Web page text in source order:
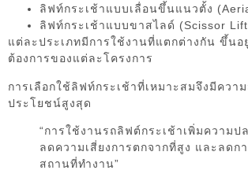
ลิฟท์กระเช้าแบบเลื่อนขึ้นแนวตั้ง
ลิฟท์กระเช้าแบบขาสไลด์ (Scissor
แต่ละประเภทมีการใช้งานที่แตกต่างกัน ขึ้นอ
ต้องการของแต่ละโครงการ
การเลือกใช้ลิฟท์กระเช้าที่เหมาะสมจึงมีควา
ประโยชน์สูงสุด
“การใช้งานรถลิฟต์กระเช้าเพิ่มความป
ลดความเสี่ยงการตกจากที่สูง และลดก
สถานที่ทำงาน”